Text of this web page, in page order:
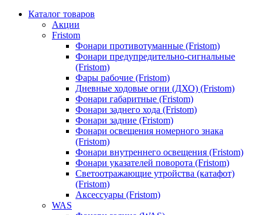
Каталог товаров
Акции
Fristom
Фонари противотуманные (Fristom)
Фонари предупредительно-сигнальные
(Fristom)
Фары рабочие (Fristom)
Дневные ходовые огни (ДХО) (Fristom)
Фонари габаритные (Fristom)
Фонари заднего хода (Fristom)
Фонари задние (Fristom)
Фонари освещения номерного знака
(Fristom)
Фонари внутреннего освещения (Fristom)
Фонари указателей поворота (Fristom)
Светоотражающие утройства (катафот)
(Fristom)
Аксессуары (Fristom)
WAS